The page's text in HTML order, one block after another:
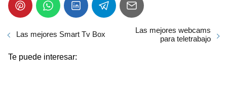
Las mejores Smart Tv Box
Las mejores webcams
para teletrabajo
Te puede interesar: